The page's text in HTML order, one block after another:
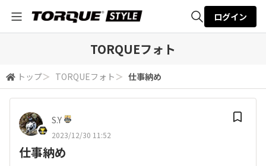
検索
ログイン
TORQUEフォト
トップ＞ TORQUEフォト ＞ 仕事納め
S.Y
2023/12/30 11:52
仕事納め